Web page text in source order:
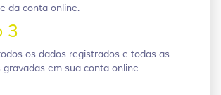
da conta online.
3
os dados registrados e todas as
gravadas em sua conta online.